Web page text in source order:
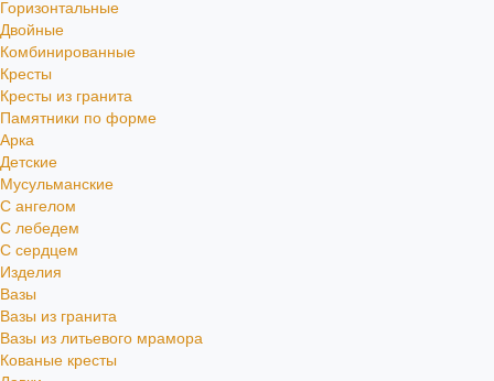
Горизонтальные
Двойные
Комбинированные
Кресты
Кресты из гранита
Памятники по форме
Арка
Детские
Мусульманские
С ангелом
С лебедем
С сердцем
Изделия
Вазы
Вазы из гранита
Вазы из литьевого мрамора
Кованые кресты